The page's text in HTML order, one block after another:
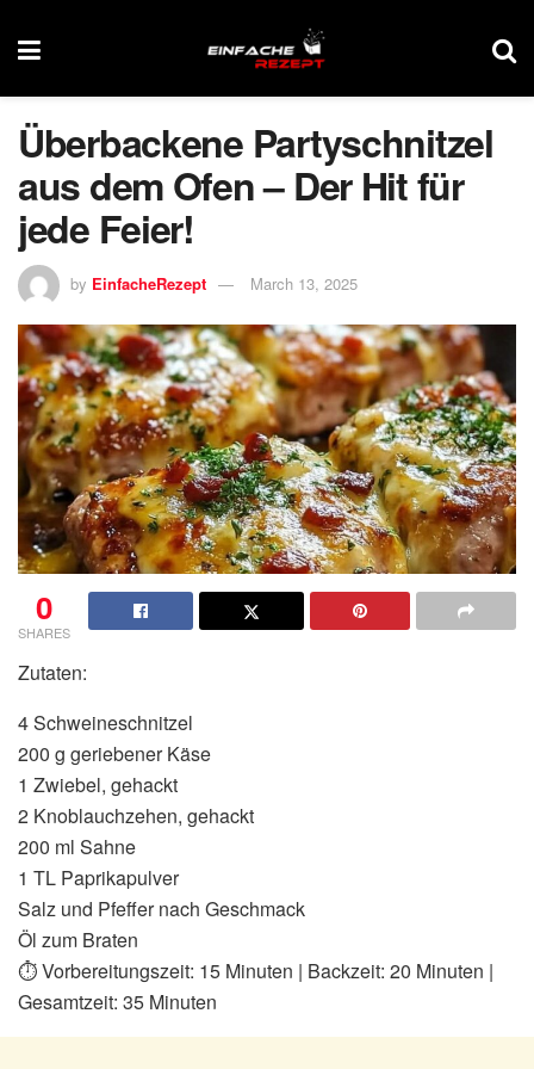
Überbackene Partyschnitzel
aus dem Ofen – Der Hit für
jede Feier!
by EinfacheRezept March 13, 2025
0
SHARES
Zutaten:
4 Schweineschnitzel
200 g geriebener Käse
1 Zwiebel, gehackt
2 Knoblauchzehen, gehackt
200 ml Sahne
1 TL Paprikapulver
Salz und Pfeffer nach Geschmack
Öl zum Braten
⏱ Vorbereitungszeit: 15 Minuten | Backzeit: 20 Minuten |
Gesamtzeit: 35 Minuten